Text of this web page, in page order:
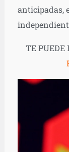
anticipadas,
TE PUEDE